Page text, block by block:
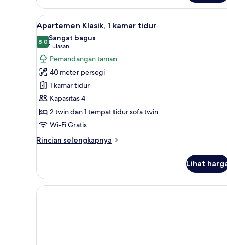
Studio
Klasik
Lihat
semua
foto
untuk
Apartemen
Klasik,
kamar
tidur
Brankas, meja kerja, kedap
6
Apartemen Klasik, 1 kamar tidur
8,08,0 dari 10
Sangat bagus
1 ulasan
(1
ulasan)
Pemandangan taman
40 meter persegi
1 kamar tidur
Kapasitas 4
2 twin dan 1 tempat tidur sofa twin
Wi-Fi Gratis
Rincian selengkapnya
Rincian
Apartemen
Klasik,
1
Lihat